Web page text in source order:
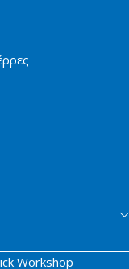
Workshop